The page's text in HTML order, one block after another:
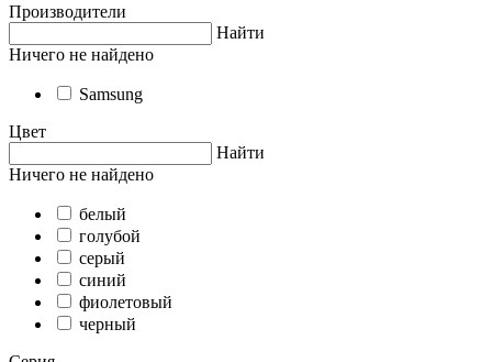
Производители
Найти
Ничего не найдено
Samsung
Цвет
Найти
Ничего не найдено
белый
голубой
серый
синий
фиолетовый
черный